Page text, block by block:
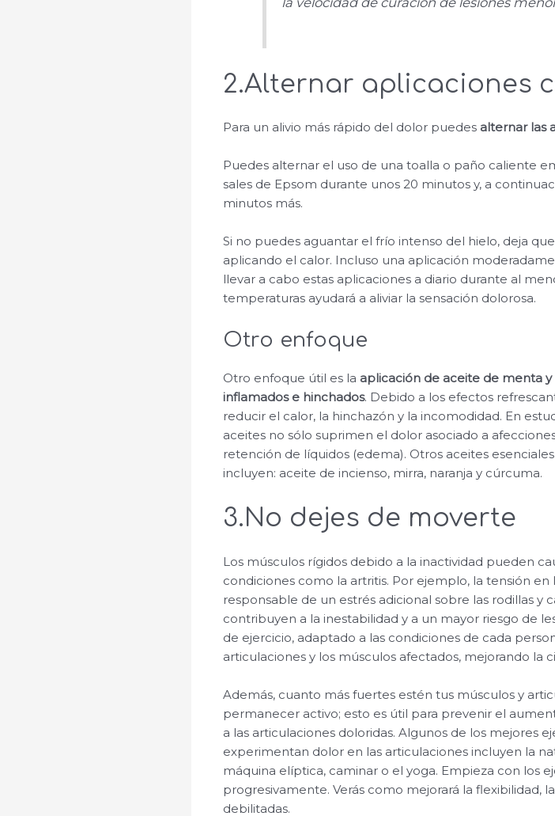
2.Alternar aplicaciones
Para un alivio más rápido del dolor puedes alternar las
Puedes alternar el uso de una toalla o paño caliente
sales de Epsom durante unos 20 minutos y, a
minutos más.
Si no puedes aguantar el frío intenso del hielo, deja
aplicando el calor. Incluso una aplicación
llevar a cabo estas aplicaciones a diario durante al
temperaturas ayudará a aliviar la sensación dolorosa.
Otro enfoque
Otro enfoque útil es la aplicación de aceite de menta
inflamados e hinchados. Debido a los efectos
reducir el calor, la hinchazón y la incomodidad. En
aceites no sólo suprimen el dolor asociado a
retención de líquidos (edema). Otros aceites
incluyen: aceite de incienso, mirra, naranja y cúrcuma.
3.No dejes de moverte
Los músculos rígidos debido a la inactividad pueden
condiciones como la artritis. Por ejemplo, la tensión
responsable de un estrés adicional sobre las rodillas y
contribuyen a la inestabilidad y a un mayor riesgo de
de ejercicio, adaptado a las condiciones de cada
articulaciones y los músculos afectados, mejorando la
Además, cuanto más fuertes estén tus músculos y
permanecer activo; esto es útil para prevenir el
a las articulaciones doloridas. Algunos de los mejores
experimentan dolor en las articulaciones incluyen la
máquina elíptica, caminar o el yoga. Empieza con los
progresivamente. Verás como mejorará la flexibilidad,
debilitadas.